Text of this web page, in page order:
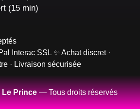
(15 min)
Interac SSL ✨ Achat discret ·
· Livraison sécurisée
Prince— Tous droits réservés